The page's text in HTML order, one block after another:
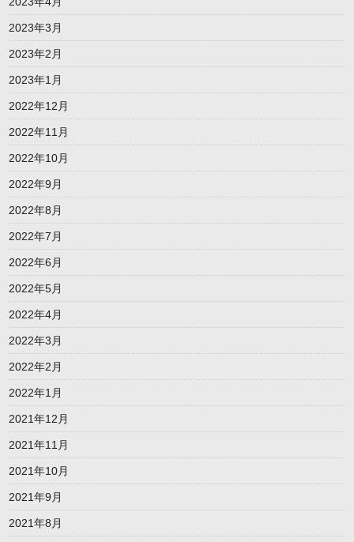
2023年3月
2023年2月
2023年1月
2022年12月
2022年11月
2022年10月
2022年9月
2022年8月
2022年7月
2022年6月
2022年5月
2022年4月
2022年3月
2022年2月
2022年1月
2021年12月
2021年11月
2021年10月
2021年9月
2021年8月